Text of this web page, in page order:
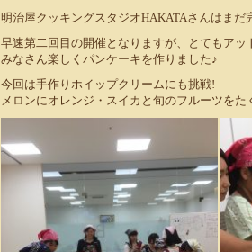
明治屋クッキングスタジオHAKATAさんはま
早速第二回目の開催となりますが、とてもアッ
みなさん楽しくパンケーキを作りました♪
今回は手作りホイップクリームにも挑戦!
メロンにオレンジ・スイカと旬のフルーツを